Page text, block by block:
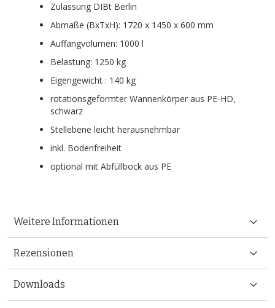
Zulassung DIBt Berlin
Abmaße (BxTxH): 1720 x 1450 x 600 mm
Auffangvolumen: 1000 l
Belastung: 1250 kg
Eigengewicht : 140 kg
rotationsgeformter Wannenkörper aus PE-HD,
schwarz
Stellebene leicht herausnehmbar
inkl. Bodenfreiheit
optional mit Abfüllbock aus PE
Weitere Informationen
Rezensionen
Downloads